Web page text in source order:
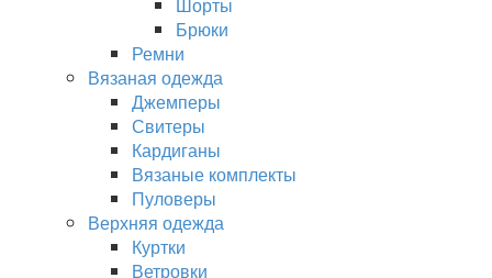
Брюки
Ремни
Вязаная одежда
Джемперы
Свитеры
Кардиганы
Вязаные комплекты
Пуловеры
Верхняя одежда
Куртки
Ветровки